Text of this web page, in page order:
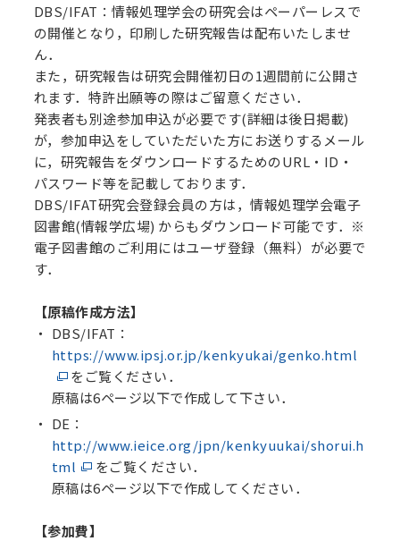
DBS/IFAT：情報処理学会の研究会はペーパーレスで
の開催となり，印刷した研究報告は配布いたしませ
ん．
また，研究報告は研究会開催初日の1週間前に公開さ
れます．特許出願等の際はご留意ください．
発表者も別途参加申込が必要です(詳細は後日掲載)
が，参加申込をしていただいた方にお送りするメール
に，研究報告をダウンロードするためのURL・ID・
パスワード等を記載しております．
DBS/IFAT研究会登録会員の方は，情報処理学会電子
図書館(情報学広場) からもダウンロード可能です．※
電子図書館のご利用にはユーザ登録（無料）が必要で
す．
【原稿作成方法】
DBS/IFAT：
https://www.ipsj.or.jp/kenkyukai/genko.html
をご覧ください．
原稿は6ページ以下で作成して下さい．
DE：
http://www.ieice.org/jpn/kenkyuukai/shorui.h
tml
をご覧ください．
原稿は6ページ以下で作成してください．
【参加費】